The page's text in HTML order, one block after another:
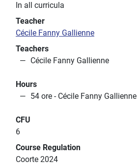
In all curricula
Teacher
Cécile Fanny Gallienne
Teachers
Cécile Fanny Gallienne
Hours
54 ore - Cécile Fanny Gallienne
CFU
6
Course Regulation
Coorte 2024